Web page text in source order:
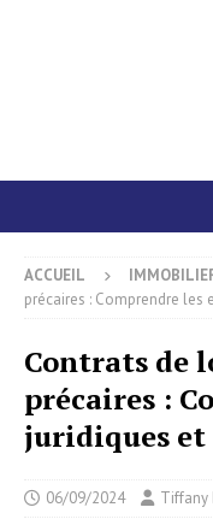
ACCUEIL
précaires : Comprendre les
Contrats de
précaires :
juridiques
06/09/2024 Tiffany